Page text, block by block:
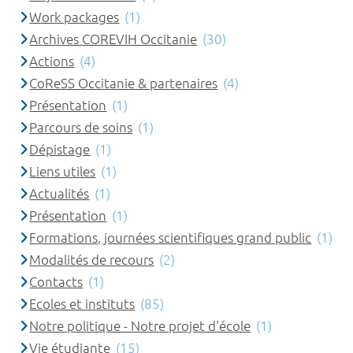
Work packages (1)
Archives COREVIH Occitanie (30)
Actions (4)
CoReSS Occitanie & partenaires (4)
Présentation (1)
Parcours de soins (1)
Dépistage (1)
Liens utiles (1)
Actualités (1)
Présentation (1)
Formations, journées scientifiques grand public (1)
Modalités de recours (2)
Contacts (1)
Ecoles et instituts (85)
Notre politique - Notre projet d'école (1)
Vie étudiante (15)